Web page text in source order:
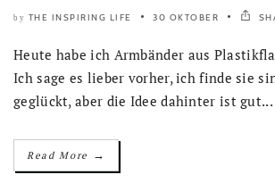
by THE INSPIRING LIFE 30 OKTOBER
Heute habe ich Armbänder aus
Ich sage es lieber vorher, ich finde sie
geglückt, aber die Idee dahinter ist gut...
Read More →